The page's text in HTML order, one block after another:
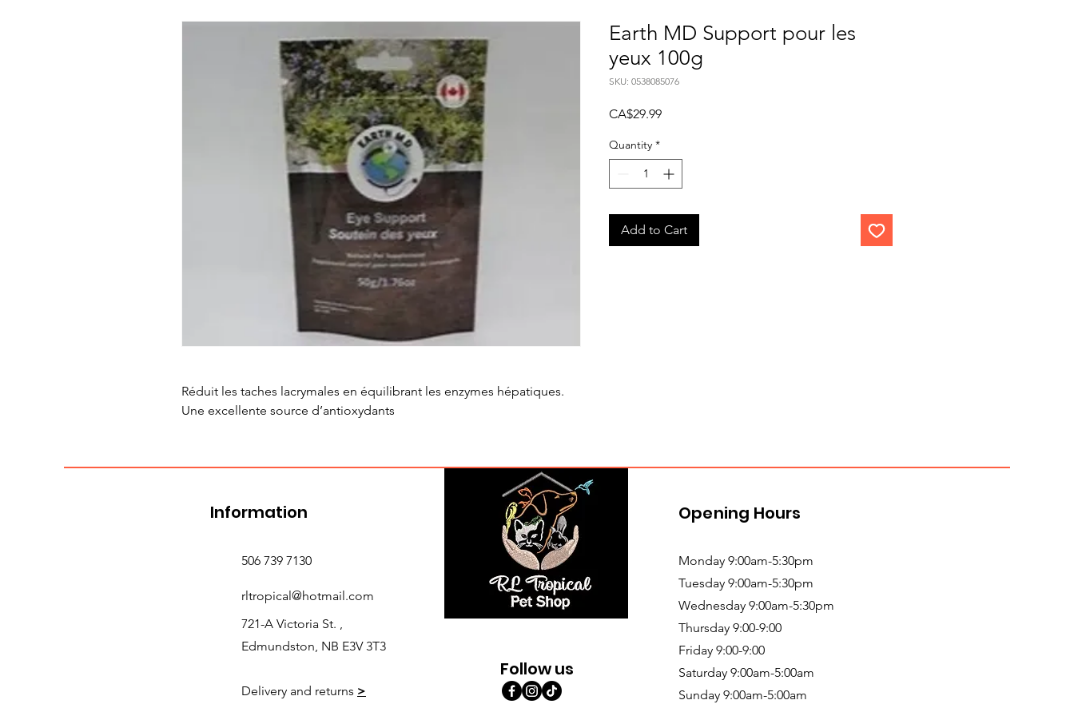
Réduit les taches lacrymales en équilibrant les enzymes hépatiques.
Une excellente source d’antioxydants
Earth MD Support pour les
yeux 100g
SKU: 0538085076
CA$29.99Price
Quantity *
Add to Cart
Follow us
Information
Delivery and returns >
506 739 7130
rltropical@hotmail.com
721-A Victoria St. ,
Edmundston, NB E3V 3T3
Opening Hours
Monday 9:00am-5:30pm
Tuesday 9:00am-5:30pm
Wednesday 9:00am-5:30pm
Thursday 9:00-9:00
Friday 9:00-9:00
Saturday 9:00am-5:00am
Sunday 9:00am-5:00am